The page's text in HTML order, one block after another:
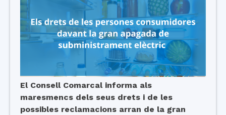
El Consell Comarcal informa als
maresmencs dels seus drets i de les
possibles reclamacions arran de la gran